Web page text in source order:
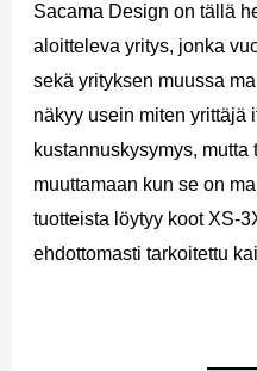
Sacama Design on tällä
aloitteleva yritys, jonka
sekä yrityksen muussa
näkyy usein miten yrittäjä
kustannuskysymys, mutta
muuttamaan kun se on
tuotteista löytyy koot XS-
ehdottomasti tarkoitettu